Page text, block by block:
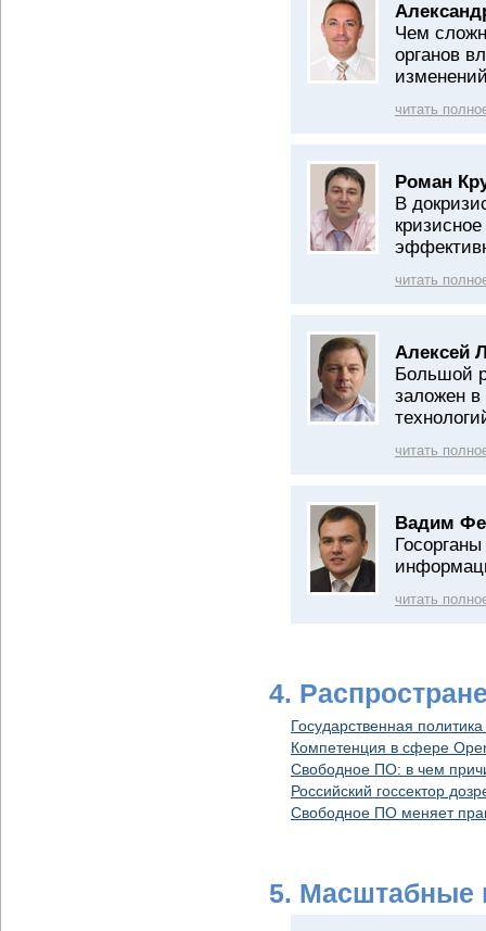
Чем
органов
читать
Роман
В
читать
Алексей
Большой
заложен
читать
Вадим
читать
4.
Государственная
Компетенция в сфере
Свободное ПО: в чем
Российский госсектор
Свободное ПО меняет
5. Масштабные